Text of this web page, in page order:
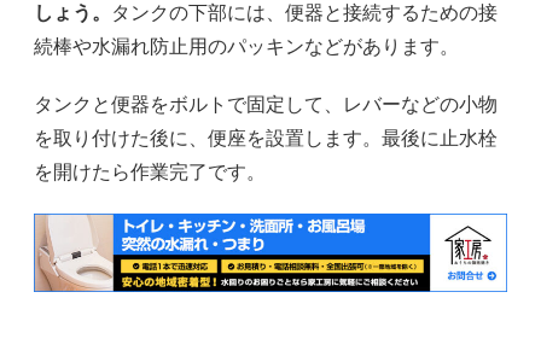
しょう。
タンクの下部には、便器と接続するための接
続棒や水漏れ防止用のパッキンなどがあります。
タンクと便器をボルトで固定して、レバーなどの小物
を取り付けた後に、便座を設置します。最後に止水栓
を開けたら作業完了です。